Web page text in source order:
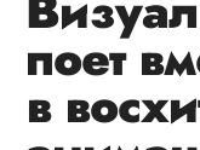
поет
в